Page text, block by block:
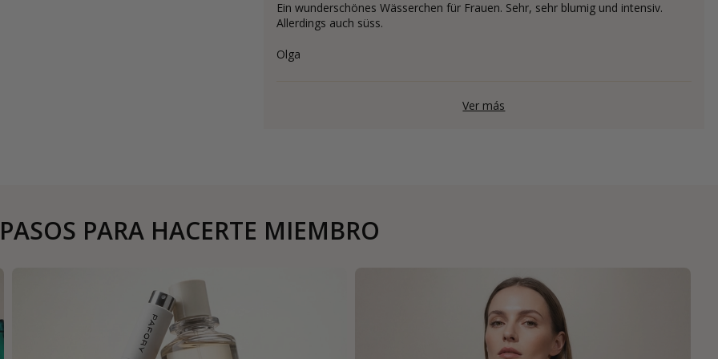
Ein wunderschönes Wässerchen für Frauen. Sehr, sehr blumig und intensiv.
Allerdings auch süss.
Olga
Ver más
PARA HACERTE MIEMBRO